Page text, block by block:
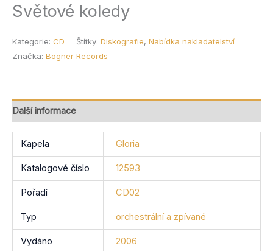
Světové koledy
Kategorie: CD Štítky: Diskografie, Nabídka nakladatelství
Značka: Bogner Records
Další informace
Kapela Gloria
Katalogové číslo 12593
Pořadí CD02
Typ orchestrální a zpívané
Vydáno 2006